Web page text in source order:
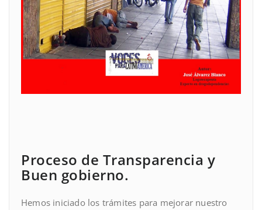
Proceso de Transparencia y
Buen gobierno.
Hemos iniciado los trámites para mejorar nuestro